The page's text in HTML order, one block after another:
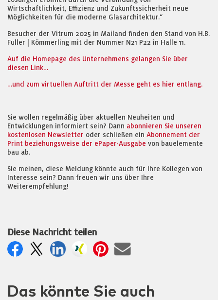
Wirtschaftlichkeit, Effizienz und Zukunftssicherheit neue
Möglichkeiten für die moderne Glasarchitektur.“
Besucher der Vitrum 2025 in Mailand finden den Stand von H.B.
Fuller | Kömmerling mit der Nummer N21 P22 in Halle 11.
Auf die Homepage des Unternehmens gelangen Sie über
diesen Link…
…und zum virtuellen Auftritt der Messe geht es hier entlang.
Sie wollen regelmäßig über aktuellen Neuheiten und
Entwicklungen informiert sein? Dann abonnieren Sie unseren
kostenlosen Newsletter oder schließen ein Abonnement der
Print beziehungsweise der ePaper-Ausgabe von bauelemente
bau ab.
Sie meinen, diese Meldung könnte auch für Ihre Kollegen von
Interesse sein? Dann freuen wir uns über Ihre
Weiterempfehlung!
Diese Nachricht teilen
Das könnte Sie auch